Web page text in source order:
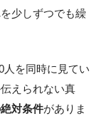
少しずつでも繰
人を同時に見てい
えられない真
対条件がありま